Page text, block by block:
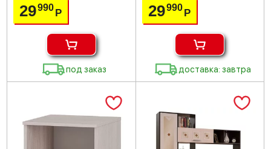
29990Р
под заказ
29990 Р
доставка: завтра